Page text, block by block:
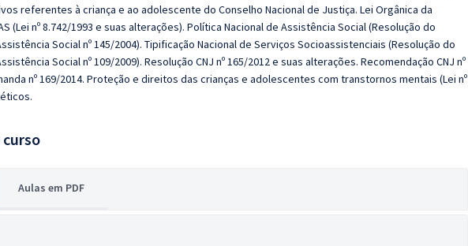
referentes à criança e ao adolescente do Conselho Nacional de Justiça. Lei Orgânica da
(Lei nº 8.742/1993 e suas alterações). Política Nacional de Assistência Social (Resolução do
Social nº 145/2004). Tipificação Nacional de Serviços Socioassistenciais (Resolução do
Social nº 109/2009). Resolução CNJ nº 165/2012 e suas alterações. Recomendação CNJ nº
nº 169/2014. Proteção e direitos das crianças e adolescentes com transtornos mentais (Lei nº
Aulas em PDF